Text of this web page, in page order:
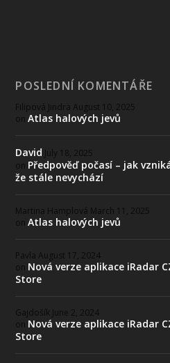
POSLEDNÍ KOMENTÁŘE
Filipová Jindra August 10, 2025
onAtlas halových jevů
David July 18, 2025
on Předpověď počasí – jak
že stále nevychází
Martina Hamplová March 11, 2025
onAtlas halových jevů
Pavla August 17, 2024
on Nová verze aplikace iRadar
Store
Gajdošík June 2, 2024
on Nová verze aplikace iRadar
Store